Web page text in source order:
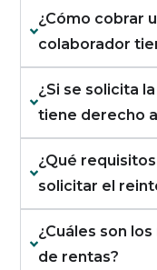
¿Cómo cobrar
colaborador
¿Si se solicita
tiene derecho
¿Qué
solicitar el
¿Cuáles son
de rentas?